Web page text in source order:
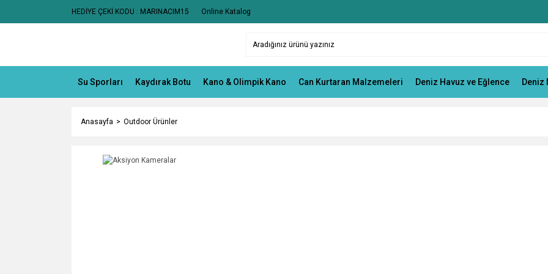
HEDİYE ÇEKİ KODU : MARINACIM15 Online Katalog
Su Sporları Kaydırak Botu Kano & Olimpik Kano Can Kurtaran Malzemeleri Deniz Havuz ve Eğlence Deniz
Anasayfa Outdoor Ürünler